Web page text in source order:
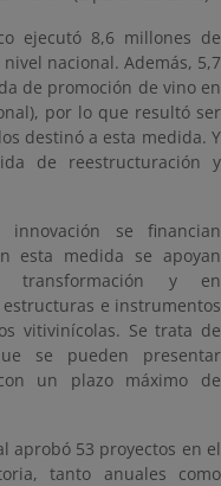
ejecutó 8,6 millones de
nacional. Además, 5,7
de promoción de vino en
por lo que resultó ser
destinó a esta medida. Y
de reestructuración y
se financian
esta medida se apoyan
transformación y en
e instrumentos
vitivinícolas. Se trata de
se pueden presentar
un plazo máximo de
aprobó 53 proyectos en el
tanto anuales como